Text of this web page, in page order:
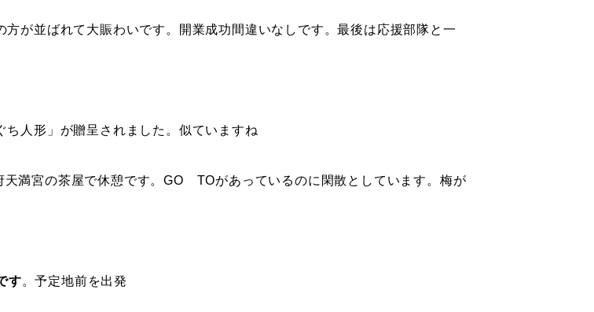
方が並ばれて大賑わいです。開業成功間違いなしです。最後は応援部隊と一
人形」が贈呈されました。似ていますね
天満宮の茶屋で休憩です。GO TOがあっているのに閑散としています。梅が
す。予定地前を出発